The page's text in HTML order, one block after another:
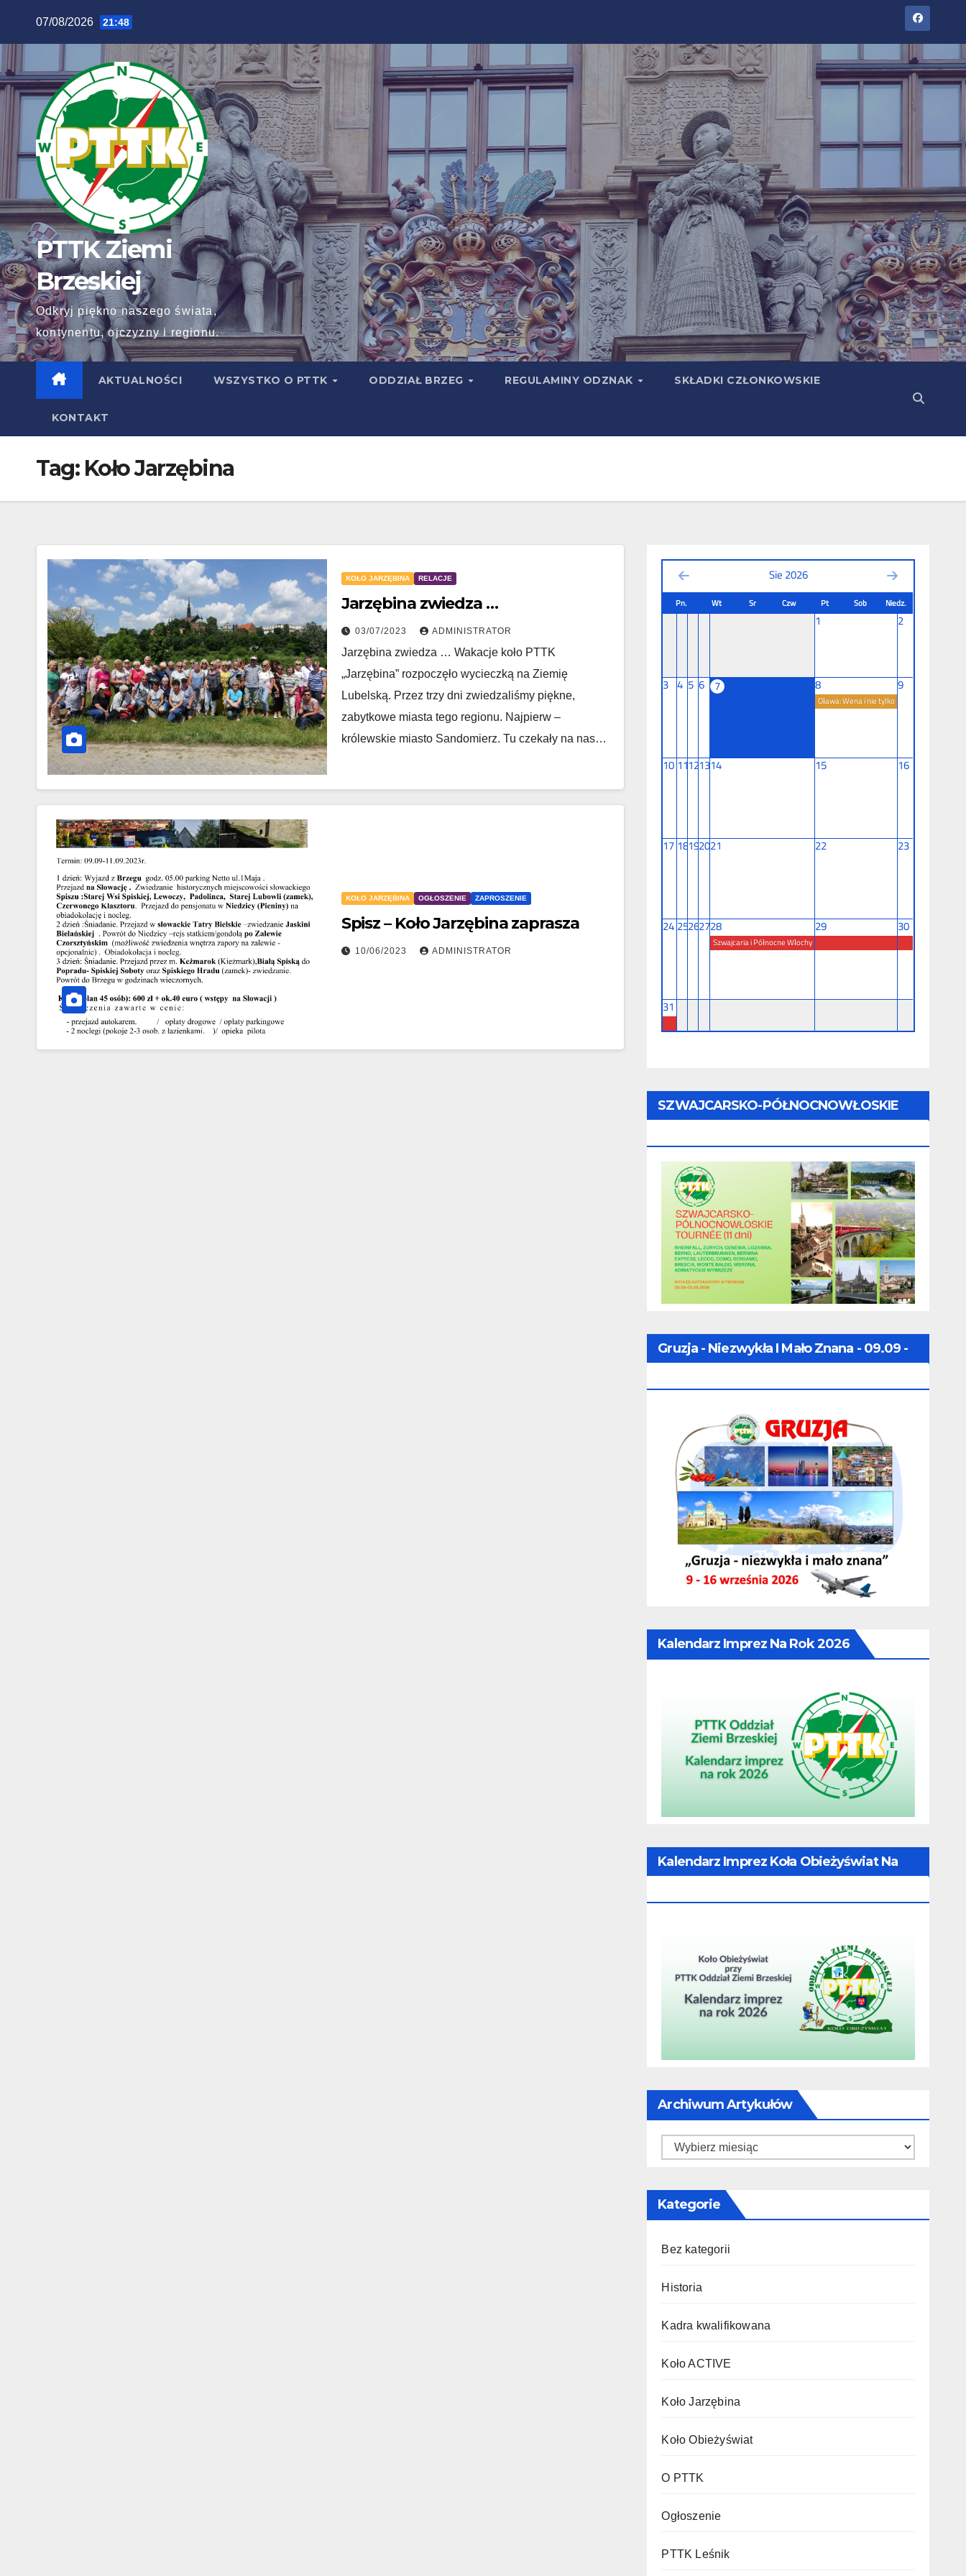
07/08/2026 21:48
PTTK Ziemi
Brzeskiej
Odkryj piękno naszego świata,
kontynentu, ojczyzny i regionu.
AKTUALNOŚCI WSZYSTKO O PTTK ODDZIAŁ BRZEG REGULAMINY ODZNAK SKŁADKI CZŁONKOWSKIE
KONTAKT
Tag: Koło Jarzębina
KOŁO JARZĘBINA RELACJE
Jarzębina zwiedza …
03/07/2023 ADMINISTRATOR
Jarzębina zwiedza … Wakacje koło PTTK
„Jarzębina” rozpoczęło wycieczką na Ziemię
Lubelską. Przez trzy dni zwiedzaliśmy piękne,
zabytkowe miasta tego regionu. Najpierw –
królewskie miasto Sandomierz. Tu czekały na nas…
KOŁO JARZĘBINA OGŁOSZENIE ZAPROSZENIE
Spisz – Koło Jarzębina zaprasza
10/06/2023 ADMINISTRATOR
Sie 2026
Pn. Wt Sr Czw Pt Sob Niedz.
1 2
3 4 5 6 7 8
Oława: Wena i nie tylko
9
1011121314 15 16
1718192021 22 23
2425262728
Szwajcaria i Północne Włochy
29 30
31
SZWAJCARSKO-PÓŁNOCNOWŁOSKIE
Gruzja - Niezwykła I Mało Znana - 09.09 -
Kalendarz Imprez Na Rok 2026
Kalendarz Imprez Koła Obieżyświat Na
Archiwum Artykułów
Archiwum
Kategorie
Bez kategorii
Historia
Kadra kwalifikowana
Koło ACTIVE
Koło Jarzębina
Koło Obieżyświat
O PTTK
Ogłoszenie
PTTK Leśnik